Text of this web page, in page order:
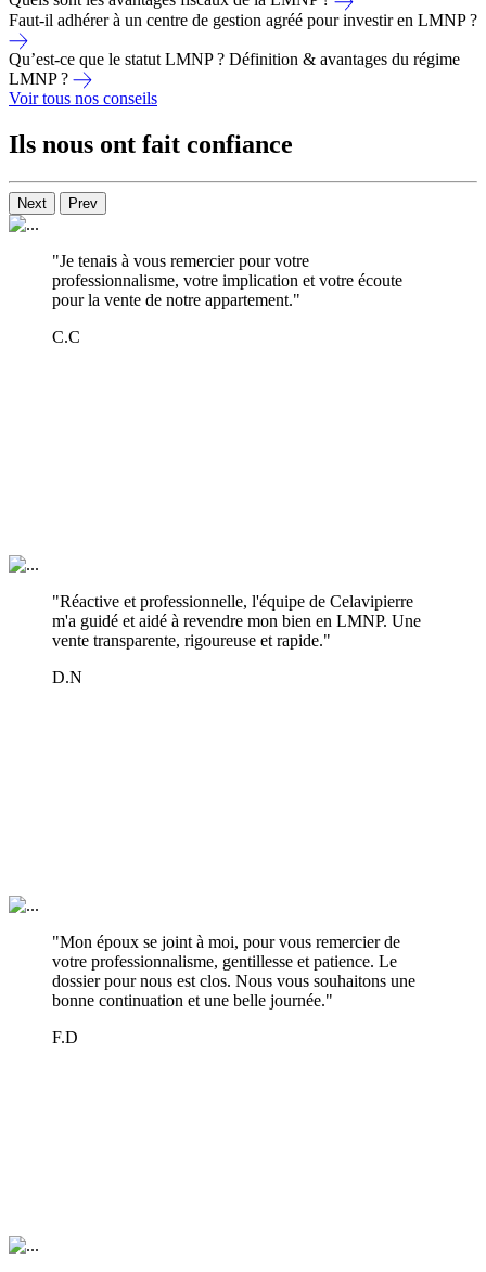
Faut-il adhérer à un centre de gestion agréé pour investir en LMNP ?
Qu’est-ce que le statut LMNP ? Définition & avantages du régime
LMNP ?
Voir tous nos conseils
Ils nous ont fait confiance
Next Prev
"Je tenais à vous remercier pour votre
professionnalisme, votre implication et votre écoute
pour la vente de notre appartement."
C.C
"Réactive et professionnelle, l'équipe de Celavipierre
m'a guidé et aidé à revendre mon bien en LMNP. Une
vente transparente, rigoureuse et rapide."
D.N
"Mon époux se joint à moi, pour vous remercier de
votre professionnalisme, gentillesse et patience. Le
dossier pour nous est clos. Nous vous souhaitons une
bonne continuation et une belle journée."
F.D